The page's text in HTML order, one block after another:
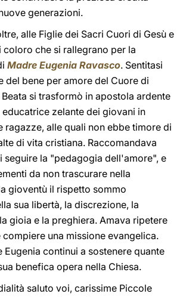
generazioni.
alle Figlie dei Sacri Cuori di Gesù e
coloro che si rallegrano per la
Madre Eugenia Ravasco. Sentitasi
del bene per amore del Cuore di
Beata si trasformò in apostola ardente
zelante dei giovani in
ragazze, alle quali non ebbe timore di
di vita cristiana. Raccomandava
seguire la "pedagogia dell'amore", e
da non trascurare nella
gioventù il rispetto sommo
sua libertà, la discrezione, la
gioia e la preghiera. Amava ripetere
compiere una missione evangelica.
Eugenia continui a sostenere quante
benefica opera nella Chiesa.
saluto voi, carissime Piccole